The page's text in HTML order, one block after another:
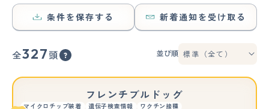
条件を保存する 新着通知を受け取る
全327 頭 並び順
フレンチブルドッグ
マイクロチップ装着 遺伝子検査情報 ワクチン接種